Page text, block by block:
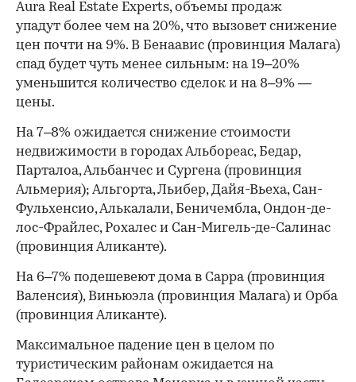
Aura Real Estate Experts, объемы продаж
упадут более чем на 20%, что вызовет снижение
цен почти на 9%. В Бенаавис (провинция Малага)
спад будет чуть менее сильным: на 19–20%
уменьшится количество сделок и на 8–9% —
цены.
На 7–8% ожидается снижение стоимости
недвижимости в городах Альбореас, Бедар,
Парталоа, Альбанчес и Сургена (провинция
Альмерия); Альгорта, Льибер, Дайя-Вьеха, Сан-
Фульхенсио, Алькалали, Беничембла, Ондон-де-
лос-Фрайлес, Рохалес и Сан-Мигель-де-Салинас
(провинция Аликанте).
На 6–7% подешевеют дома в Сарра (провинция
Валенсия), Виньюэла (провинция Малага) и Орба
(провинция Аликанте).
Максимальное падение цен в целом по
туристическим районам ожидается на